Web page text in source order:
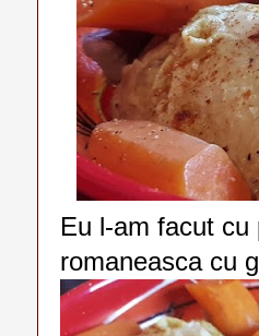
Eu l-am facut
romaneasca cu